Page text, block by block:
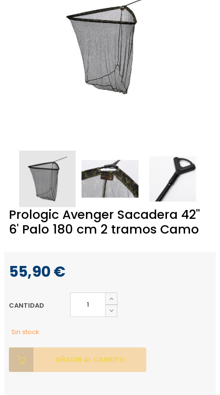
Prologic Avenger Sacadera 42''
6' Palo 180 cm 2 tramos Camo
55,90 €
CANTIDAD
Sin stock
AÑADIR AL CARRITO